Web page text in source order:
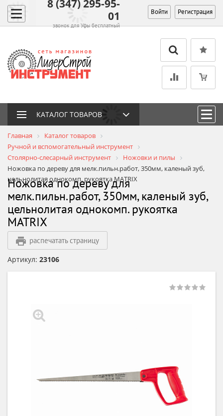
8 (347) 295-95-
01
звонок для Уфы бесплатный
Войти Регистрация
КАТАЛОГ ТОВАРОВ
Главная
Каталог товаров
Ручной и вспомогательный инструмент
Столярно-слесарный инструмент
Ножовки и пилы
Ножовка по дереву для мелк.пильн.работ, 350мм, каленый зуб,
цельнолитая однокомп. рукоятка MATRIX
Ножовка по дереву для
мелк.пильн.работ, 350мм, каленый зуб,
цельнолитая однокомп. рукоятка
MATRIX
распечатать страницу
Артикул: 23106